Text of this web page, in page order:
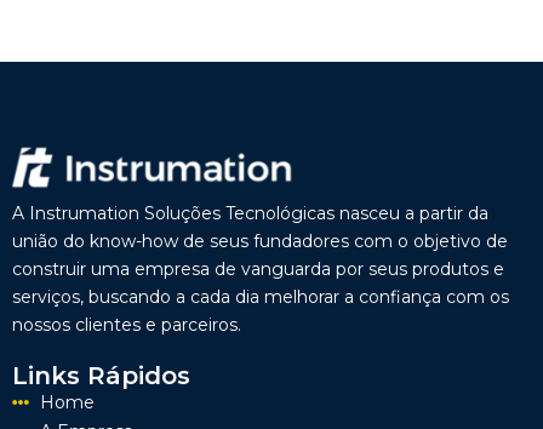
A Instrumation Soluções Tecnológicas nasceu a partir da
união do know-how de seus fundadores com o objetivo de
construir uma empresa de vanguarda por seus produtos e
serviços, buscando a cada dia melhorar a confiança com os
nossos clientes e parceiros.
Links Rápidos
Home